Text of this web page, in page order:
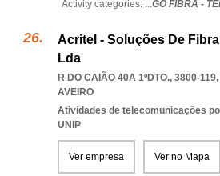
Activity categories: ...GO FIBRA -
Acritel - Soluções De
Lda
R DO CAIÃO 40A 1ºDTO., 3800-119,
AVEIRO
Atividades de telecomunicações
UNIP
Ver empresa Ver no Mapa